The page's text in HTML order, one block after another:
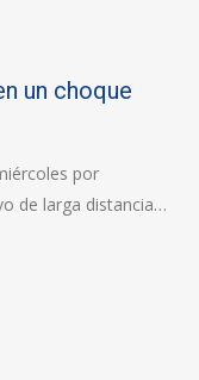
un choque
por
de larga distancia…